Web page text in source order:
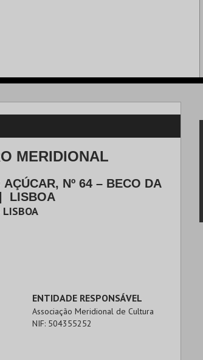
MERIDIONAL
AÇÚCAR, Nº 64 – BECO DA
LISBOA
LISBOA
ENTIDADE RESPONSÁVEL
Associação Meridional de Cultura
NIF: 504355252